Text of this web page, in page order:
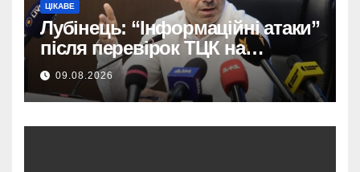
ЦІКАВЕ
Лубінець: “Інформаційні атаки”
після перевірок ТЦК на
Закарпатті.
09.08.2026